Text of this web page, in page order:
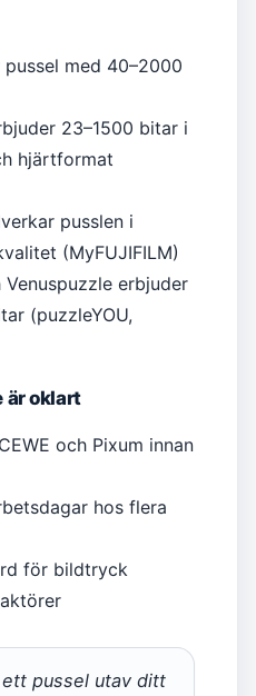
pussel med 40–2000
23–1500 bitar i
hjärtformat
pusslen i
(MyFUJIFILM)
Venuspuzzle erbjuder
(puzzleYOU,
är oklart
och Pixum innan
hos flera
för bildtryck
pussel utav ditt